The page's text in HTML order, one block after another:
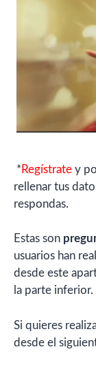
* Regístrate y
rellenar tus
respondas.
Estas son
usuarios han
desde este
la parte inferior.
Si quieres
desde el